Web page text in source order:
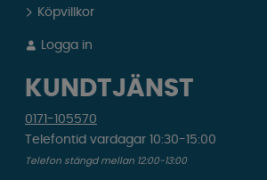
Köpvillkor
Logga in
KUNDTJÄNST
0171-105570
Telefontid vardagar 10:30-15:00
Telefon stängd mellan 12:00-13:00